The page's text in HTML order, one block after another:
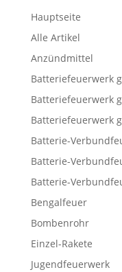
Hauptseite
Alle Artikel
Anzündmittel
Batteriefeuerwerk
Batteriefeuerwerk
Batteriefeuerwerk
Batterie-
Batterie-
Batterie-
Bengalfeuer
Bombenrohr
Einzel-Rakete
Jugendfeuerwerk